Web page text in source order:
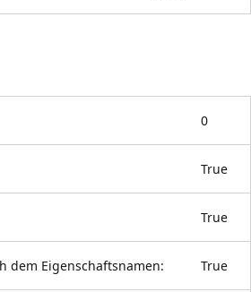
0
True
True
dem Eigenschaftsnamen: True